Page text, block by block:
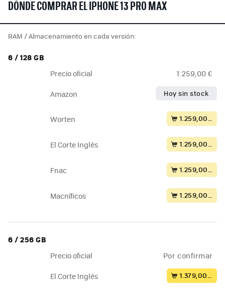
DÓNDE COMPRAR EL IPHONE 13 PRO MAX
RAM / Almacenamiento en cada versión:
6 / 128 GB
Precio oficial 1.259,00 €
Amazon Hoy sin stock
Worten 1.259,00 €
El Corte Inglés 1.259,00 €
Fnac 1.259,00 €
Macníficos 1.259,00 €
6 / 256 GB
Precio oficial Por confirmar
El Corte Inglés 1.379,00 €